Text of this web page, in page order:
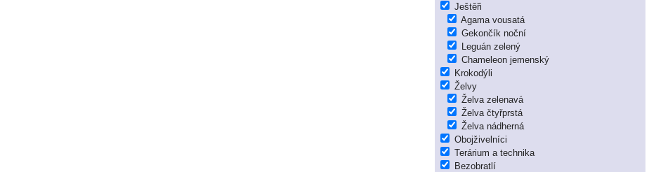
Ještěři
Agama vousatá
Gekončík noční
Leguán zelený
Chameleon jemenský
Krokodýli
Želvy
Želva zelenavá
Želva čtyřprstá
Želva nádherná
Obojživelníci
Terárium a technika
Bezobratlí